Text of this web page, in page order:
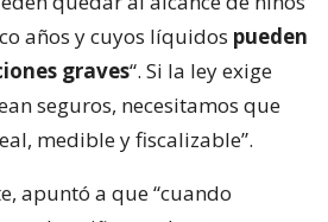
años y cuyos líquidos pueden
graves“. Si la ley exige
seguros, necesitamos que
medible y fiscalizable”.
apuntó a que “cuando